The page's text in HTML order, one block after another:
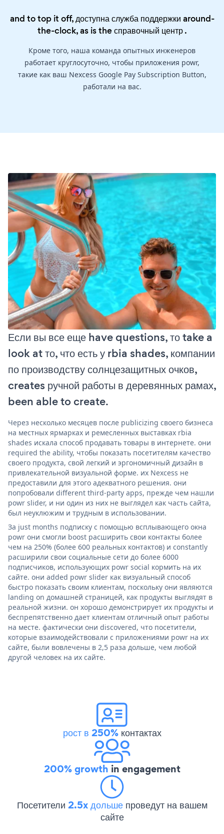
and to top it off, доступна служба поддержки around-
the-clock, as is theсправочный центр.
Кроме того, наша команда опытных инженеров
работает круглосуточно, чтобы приложения powr,
такие как ваш Nexcess Google Pay Subscription Button,
работали на вас.
Если вы все еще have questions, то take a
look at то, что есть у rbia shades, компании
по производству солнцезащитных очков,
creates ручной работы в деревянных рамах,
been able to create.
Через несколько месяцев после publicizing своего бизнеса
на местных ярмарках и ремесленных выставках rbia
shades искала способ продавать товары в интернете. они
required the ability, чтобы показать посетителям качество
своего продукта, свой легкий и эргономичный дизайн в
привлекательной визуальной форме. их Nexcess не
предоставили для этого адекватного решения. они
попробовали different third-party apps, прежде чем нашли
powr slider, и ни один из них не выглядел как часть сайта,
был неуклюжим и трудным в использовании.
За just months подписку с помощью всплывающего окна
powr они смогли boost расширить свои контакты более
чем на 250% (более 600 реальных контактов) и constantly
расширили свои социальные сети до более 6000
подписчиков, использующих powr social кормить на их
сайте. они added powr slider как визуальный способ
быстро показать своим клиентам, поскольку они являются
landing on домашней страницей, как продукты выглядят в
реальной жизни. он хорошо демонстрирует их продукты и
беспрепятственно дает клиентам отличный опыт работы
на месте. фактически они discovered, что посетители,
которые взаимодействовали с приложениями powr на их
сайте, были вовлечены в 2,5 раза дольше, чем любой
другой человек на их сайте.
рост в 250%контактах
200% growth in engagement
Посетители 2.5x дольше проведут на вашем
сайте